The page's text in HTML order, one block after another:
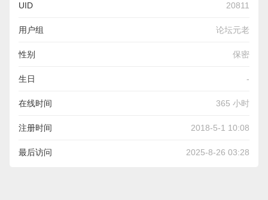
UID 20811
用户组 论坛元老
性别 保密
生日 -
在线时间 365 小时
注册时间 2018-5-1 10:08
最后访问 2025-8-26 03:28